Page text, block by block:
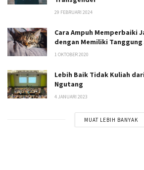
29 FEBRUARI 2024
Cara Ampuh Memperbaiki
dengan Memiliki Tanggung
1 OKTOBER 2020
Lebih Baik Tidak Kuliah
Ngutang
4 JANUARI 2023
MUAT LEBIH BANYAK